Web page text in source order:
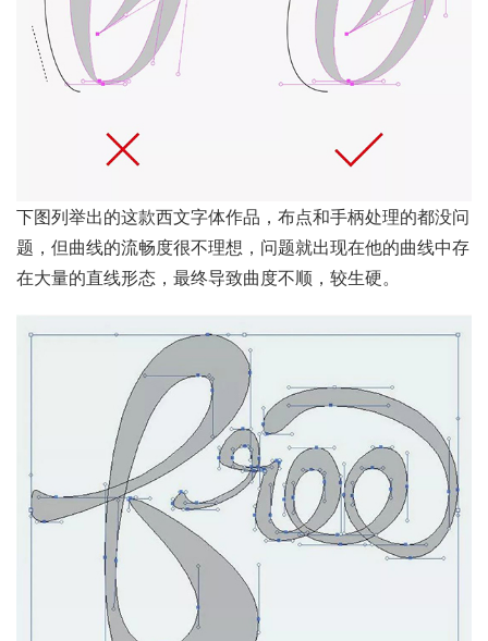
下图列举出的这款西文字体作品，布点和手柄处理的都没问
题，但曲线的流畅度很不理想，问题就出现在他的曲线中存
在大量的直线形态，最终导致曲度不顺，较生硬。